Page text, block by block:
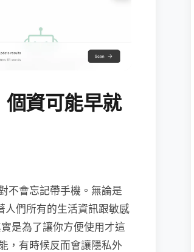
資可能早就
不會忘記帶手機。無論是
人們所有的生活資訊跟敏感
是為了讓你方便使用才這
，有時候反而會讓隱私外